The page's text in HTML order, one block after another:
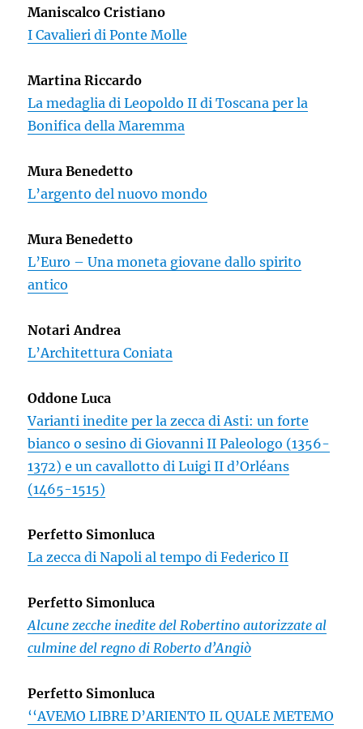
Maniscalco Cristiano
I Cavalieri di Ponte Molle
Martina Riccardo
La medaglia di Leopoldo II di Toscana per la
Bonifica della Maremma
Mura Benedetto
L’argento del nuovo mondo
Mura Benedetto
L’Euro – Una moneta giovane dallo spirito
antico
Notari Andrea
L’Architettura Coniata
Oddone Luca
Varianti inedite per la zecca di Asti: un forte
bianco o sesino di Giovanni II Paleologo (1356-
1372) e un cavallotto di Luigi II d’Orléans
(1465-1515)
Perfetto Simonluca
La zecca di Napoli al tempo di Federico II
Perfetto Simonluca
Alcune zecche inedite del Robertino autorizzate al
culmine del regno di Roberto d’Angiò
Perfetto Simonluca
‘‘AVEMO LIBRE D’ARIENTO IL QUALE METEMO